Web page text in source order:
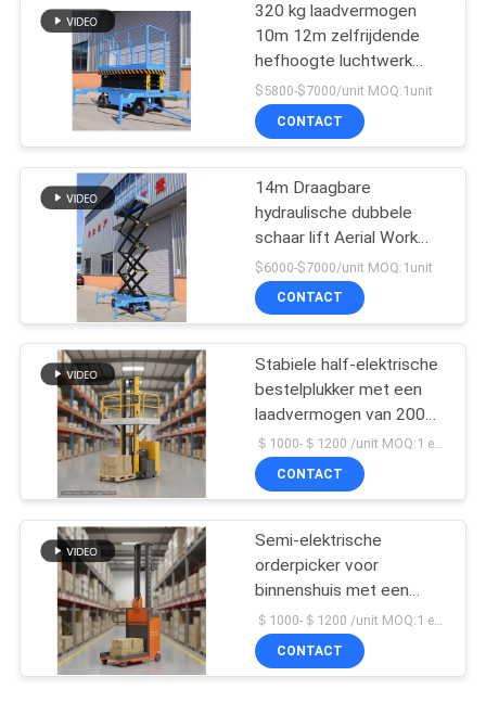
Elektrisch
aangedreven
Palletvrachtwagen
Batterij In werking
gestelde
Vorkheftruck
30
De hydraulische Lijst
van de Schaarlift
320 kg laadvermogen
10m 12m zelfrijdende
hefhoogte luchtwerk
hydraulisch
platformheffen
$5800-$7000/unit MOQ:1unit
CONTACT
14m Draagbare
hydraulische dubbele
schaar lift Aerial Work
Platform Ladder
Verticale mast lift
$6000-$7000/unit MOQ:1unit
CONTACT
Stabiele half-elektrische
bestelplukker met een
laadvermogen van 200
kg en een laadhoogte
van 2,7 m-4,5 m voor
veilig werk op hoogte
＄1000-＄1200 /unit MOQ:1 eenheid
CONTACT
Semi-elektrische
orderpicker voor
binnenshuis met een
laadvermogen van 200
kg, een laadhoogte van
2,7 m-4,5 m en een
＄1000-＄1200 /unit MOQ:1 eenheid
CONTACT